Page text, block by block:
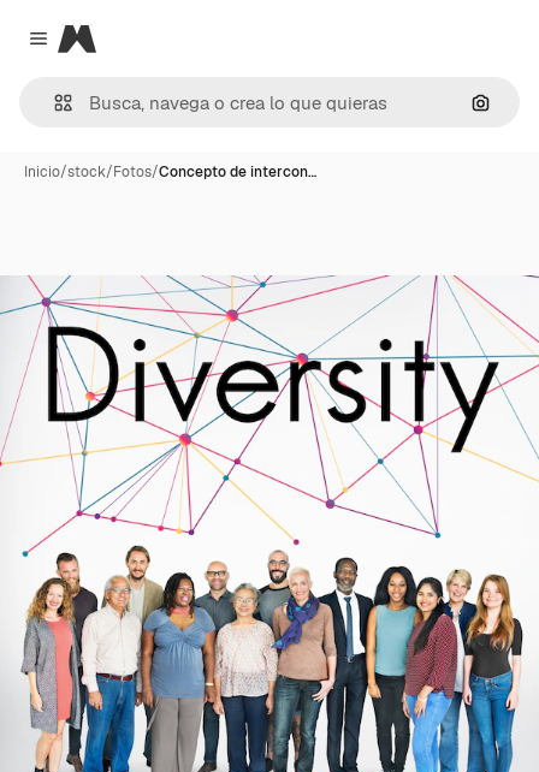
Close menu
Magnific
Inicio/stock/Fotos/Concepto de intercon…